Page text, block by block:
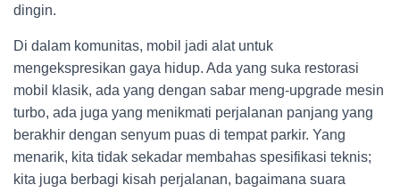
dingin.
Di dalam komunitas, mobil jadi alat untuk
mengekspresikan gaya hidup. Ada yang suka restorasi
mobil klasik, ada yang dengan sabar meng-upgrade mesin
turbo, ada juga yang menikmati perjalanan panjang yang
berakhir dengan senyum puas di tempat parkir. Yang
menarik, kita tidak sekadar membahas spesifikasi teknis;
kita juga berbagi kisah perjalanan, bagaimana suara